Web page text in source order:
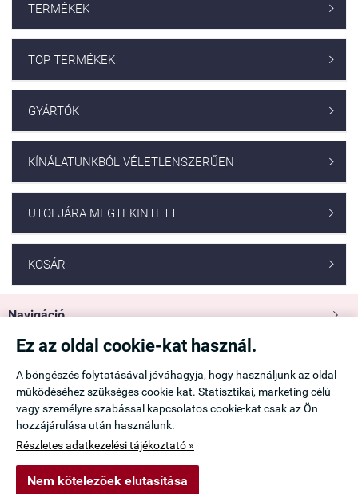
Ez az oldal cookie-kat használ.
A böngészés folytatásával jóváhagyja, hogy használjunk az oldal
működéséhez szükséges cookie-kat. Statisztikai, marketing célú
vagy személyre szabással kapcsolatos cookie-kat csak az Ön
hozzájárulása után használunk.
Részletes adatkezelési tájékoztató »
Nem kötelezőek elutasítása
TERMÉKEK 
TOP TERMÉKEK 
GYÁRTÓK 
KÍNÁLATUNKBÓL VÉLETLENSZERŰEN 
UTOLJÁRA MEGTEKINTETT 
KOSÁR 
Navigáció 
Saját fiók
Információk
Elérhetőség